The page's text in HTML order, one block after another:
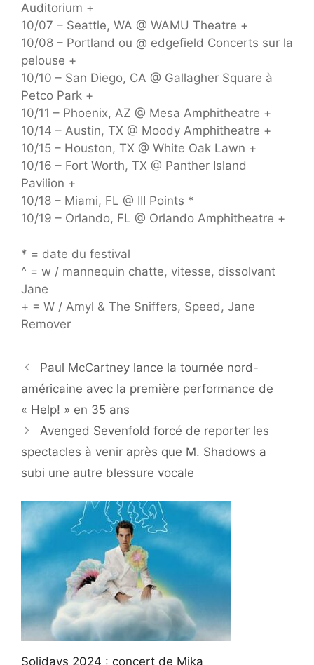
Auditorium +
10/07 – Seattle, WA @ WAMU Theatre +
10/08 – Portland ou @ edgefield Concerts sur la
pelouse +
10/10 – San Diego, CA @ Gallagher Square à
Petco Park +
10/11 – Phoenix, AZ @ Mesa Amphitheatre +
10/14 – Austin, TX @ Moody Amphitheatre +
10/15 – Houston, TX @ White Oak Lawn +
10/16 – Fort Worth, TX @ Panther Island
Pavilion +
10/18 – Miami, FL @ III Points *
10/19 – Orlando, FL @ Orlando Amphitheatre +
* = date du festival
^ = w / mannequin chatte, vitesse, dissolvant
Jane
+ = W / Amyl & The Sniffers, Speed, Jane
Remover
Paul McCartney lance la tournée nord-
américaine avec la première performance de
« Help! » en 35 ans
Avenged Sevenfold forcé de reporter les
spectacles à venir après que M. Shadows a
subi une autre blessure vocale
Solidays 2024 : concert de Mika